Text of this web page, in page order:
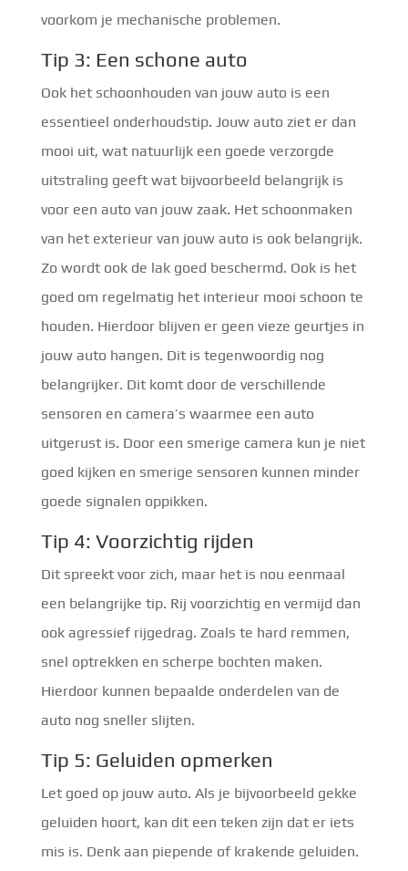
voorkom je mechanische problemen.
Tip 3: Een schone auto
Ook het schoonhouden van jouw auto is een
essentieel onderhoudstip. Jouw auto ziet er dan
mooi uit, wat natuurlijk een goede verzorgde
uitstraling geeft wat bijvoorbeeld belangrijk is
voor een auto van jouw zaak. Het schoonmaken
van het exterieur van jouw auto is ook belangrijk.
Zo wordt ook de lak goed beschermd. Ook is het
goed om regelmatig het interieur mooi schoon te
houden. Hierdoor blijven er geen vieze geurtjes in
jouw auto hangen. Dit is tegenwoordig nog
belangrijker. Dit komt door de verschillende
sensoren en camera’s waarmee een auto
uitgerust is. Door een smerige camera kun je niet
goed kijken en smerige sensoren kunnen minder
goede signalen oppikken.
Tip 4: Voorzichtig rijden
Dit spreekt voor zich, maar het is nou eenmaal
een belangrijke tip. Rij voorzichtig en vermijd dan
ook agressief rijgedrag. Zoals te hard remmen,
snel optrekken en scherpe bochten maken.
Hierdoor kunnen bepaalde onderdelen van de
auto nog sneller slijten.
Tip 5: Geluiden opmerken
Let goed op jouw auto. Als je bijvoorbeeld gekke
geluiden hoort, kan dit een teken zijn dat er iets
mis is. Denk aan piepende of krakende geluiden.